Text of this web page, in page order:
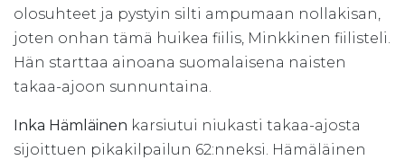
olosuhteet ja pystyin silti ampumaan nollakisan,
joten onhan tämä huikea fiilis, Minkkinen fiilisteli.
Hän starttaa ainoana suomalaisena naisten
takaa-ajoon sunnuntaina.
Inka Hämläinen karsiutui niukasti takaa-ajosta
sijoittuen pikakilpailun 62:nneksi. Hämäläinen